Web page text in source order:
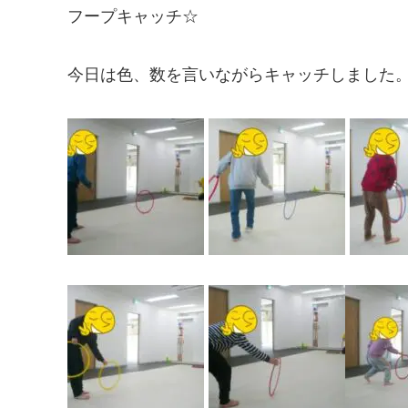
フープキャッチ☆
今日は色、数を言いながらキャッチしました